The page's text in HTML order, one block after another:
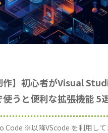
作】初心者がVisual
うと便利な拡張機能 5
Code ※以降VScode を利用して